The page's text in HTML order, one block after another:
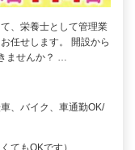
、栄養士として管理業
任せします。 開設から
ませんか？ …
、バイク、車通勤OK/
てもOKです）